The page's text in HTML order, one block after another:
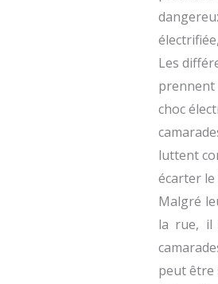
Les
choc
luttent
écarter
Malgré
la rue, il
peut être